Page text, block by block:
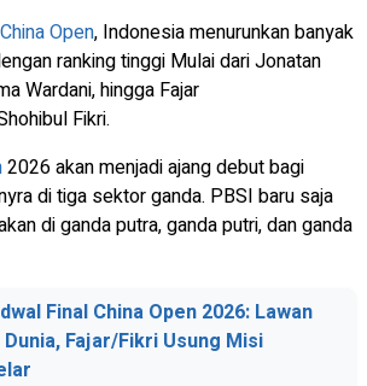
China Open, Indonesia menurunkan banyak
ranking tinggi Mulai dari Jonatan
Wardani, hingga Fajar
Fikri.
2026 akan menjadi ajang debut bagi
di tiga sektor ganda. PBSI baru saja
di ganda putra, ganda putri, dan ganda
Final China Open 2026: Lawan
Fajar/Fikri Usung Misi